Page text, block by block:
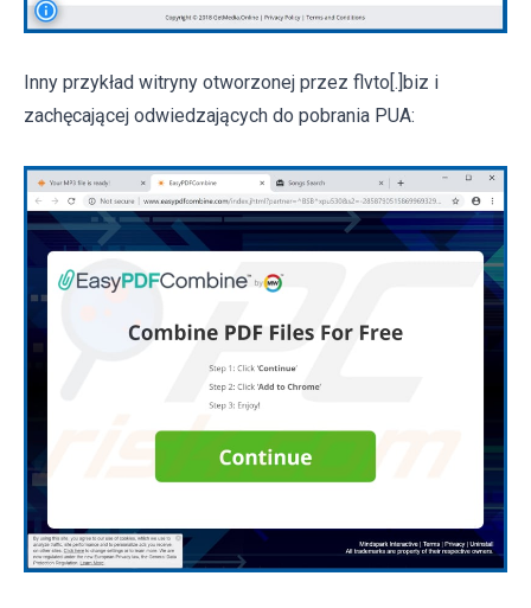
Inny przykład witryny otworzonej przez flvto[.]biz i
zachęcającej odwiedzających do pobrania PUA: